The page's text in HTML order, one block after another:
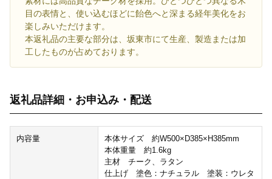
目の表情と、使い込むほどに飴色へと深まる経年美化をお
楽しみいただけます。
本返礼品の主要な部分は、坂東市にて生産、製造または加
工したものが占めております。
返礼品詳細・お申込み・配送
内容量
本体サイズ 約W500×D385×H385mm
本体重量 約1.6kg
主材 チーク、ラタン
仕上げ 塗色：ナチュラル 塗装：ウレタ